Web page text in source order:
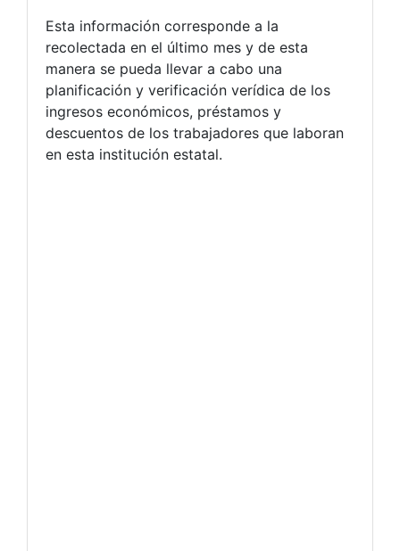
Esta información corresponde a la
recolectada en el último mes y de esta
manera se pueda llevar a cabo una
planificación y verificación verídica de los
ingresos económicos, préstamos y
descuentos de los trabajadores que laboran
en esta institución estatal.